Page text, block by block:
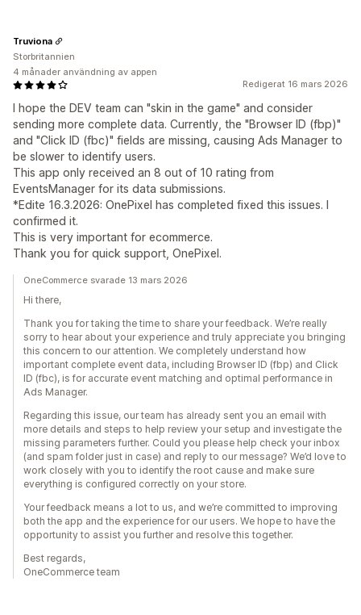
Redigerat 16 mars 2026
I hope the DEV team can "skin in the game" and consider
sending more complete data. Currently, the "Browser ID (fbp)"
and "Click ID (fbc)" fields are missing, causing Ads Manager to
be slower to identify users.
This app only received an 8 out of 10 rating from
EventsManager for its data submissions.
*Edite 16.3.2026: OnePixel has completed fixed this issues. I
confirmed it.
This is very important for ecommerce.
Thank you for quick support, OnePixel.
Truviona
Storbritannien
4 månader användning av appen
OneCommerce svarade 13 mars 2026
Hi there,
Thank you for taking the time to share your feedback. We’re really
sorry to hear about your experience and truly appreciate you bringing
this concern to our attention. We completely understand how
important complete event data, including Browser ID (fbp) and Click
ID (fbc), is for accurate event matching and optimal performance in
Ads Manager.
Regarding this issue, our team has already sent you an email with
more details and steps to help review your setup and investigate the
missing parameters further. Could you please help check your inbox
(and spam folder just in case) and reply to our message? We’d love to
work closely with you to identify the root cause and make sure
everything is configured correctly on your store.
Your feedback means a lot to us, and we’re committed to improving
both the app and the experience for our users. We hope to have the
opportunity to assist you further and resolve this together.
Best regards,
OneCommerce team